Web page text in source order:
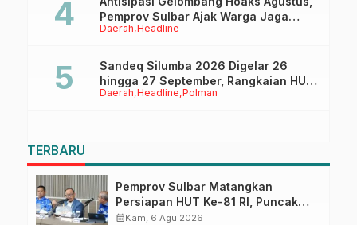
Daerah Headline
Pemprov Sulbar Ajak Warga Jaga
Ruang Digital
Daerah Headline Polman
Sandeq Silumba 2026 Digelar 26
hingga 27 September, Rangkaian HUT
Sulbar
TERBARU
Pemprov Sulbar Matangkan
Persiapan HUT Ke-81 RI, Puncak
Upacara di Lapangan Ahmad
calendar_monthKam, 6 Agu 2026